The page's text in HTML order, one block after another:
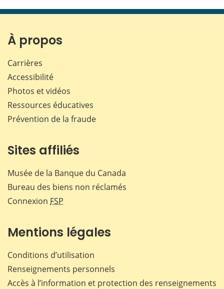
page page page page
À propos
Carrières
Accessibilité
Photos et vidéos
Ressources éducatives
Prévention de la fraude
Sites affiliés
Musée de la Banque du Canada
Bureau des biens non réclamés
Connexion FSP
Mentions légales
Conditions d’utilisation
Renseignements personnels
Accès à l’information et protection des renseignements